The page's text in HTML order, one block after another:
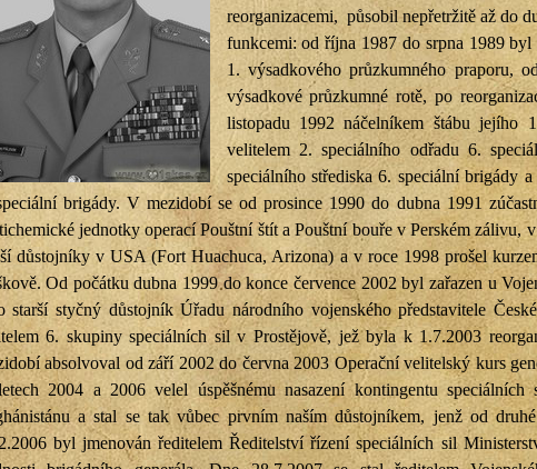
reorganizacemi, působil nepřetržitě až do
funkcemi: od října 1987 do srpna 1989
1. výsadkového průzkumného praporu,
výsadkové průzkumné rotě, po
listopadu 1992 náčelníkem štábu jejího
velitelem 2. speciálního odřadu 6.
speciálního střediska 6. speciální brigády
brigády. V mezidobí se od prosince 1990 do dubna 1991
jednotky operací Pouštní štít a Pouštní bouře v Perském zálivu,
důstojníky v USA (Fort Huachuca, Arizona) a v roce 1998 prošel
Od počátku dubna 1999 do konce července 2002 byl zařazen u
starší styčný důstojník Úřadu národního vojenského představitele
6. skupiny speciálních sil v Prostějově, jež byla k 1.7.2003
absolvoval od září 2002 do června 2003 Operační velitelský kurs
2004 a 2006 velel úspěšnému nasazení kontingentu
a stal se tak vůbec prvním naším důstojníkem, jenž od
byl jmenován ředitelem Ředitelství řízení speciálních sil